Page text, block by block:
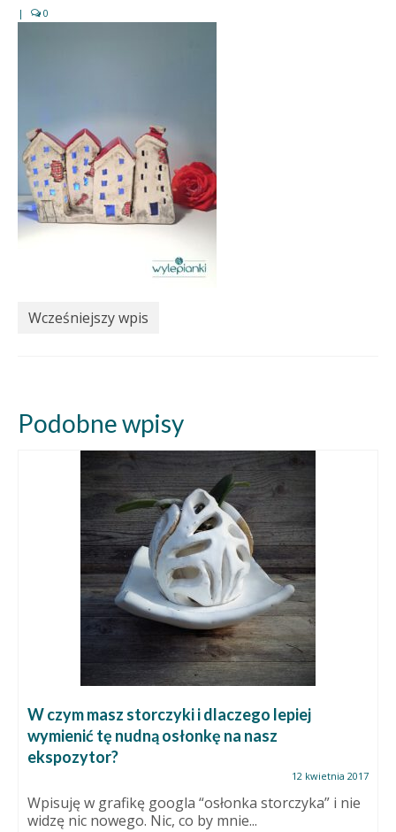
| 0
Wcześniejszy wpis
Podobne wpisy
W czym masz storczyki i dlaczego lepiej
wymienić tę nudną osłonkę na nasz
ekspozytor?
12 kwietnia 2017
Wpisuję w grafikę googla “osłonka storczyka” i nie
widzę nic nowego. Nic, co by mnie...